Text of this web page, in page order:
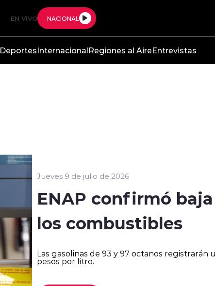
EN VIVO NACIONAL
DeportesInternacionalRegiones al AireEntrevistas
Jueves 9 de julio de 2026
ENAP confirmó
los combustibles
Las gasolinas de 93 y 97 octanos registrarán
pesos por litro.